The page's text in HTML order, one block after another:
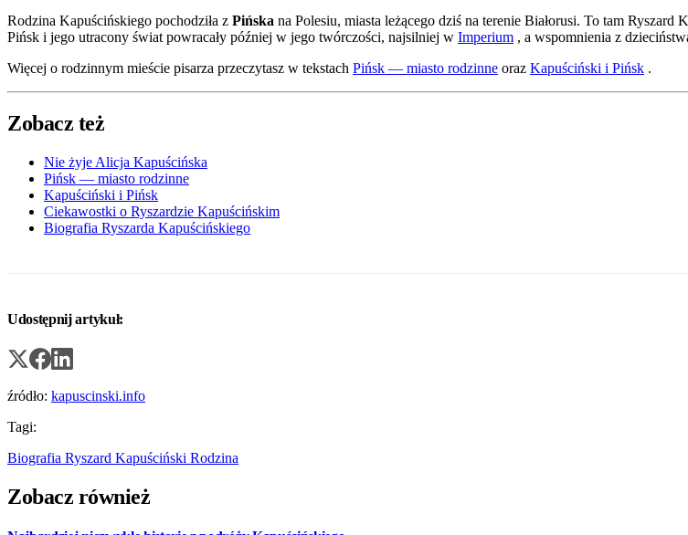
Rodzina Kapuścińskiego pochodziła z Pińska na Polesiu, miasta leżącego dziś na terenie Białorusi. To tam
Pińsk i jego utracony świat powracały później w jego twórczości, najsilniej w Imperium , a wspomnienia z
Więcej o rodzinnym mieście pisarza przeczytasz w tekstach Pińsk — miasto rodzinne oraz Kapuściński i Pińsk .
Zobacz też
Nie żyje Alicja Kapuścińska
Pińsk — miasto rodzinne
Kapuściński i Pińsk
Ciekawostki o Ryszardzie Kapuścińskim
Biografia Ryszarda Kapuścińskiego
Udostępnij artykuł:
źródło: kapuscinski.info
Tagi:
Biografia Ryszard Kapuściński Rodzina
Zobacz również